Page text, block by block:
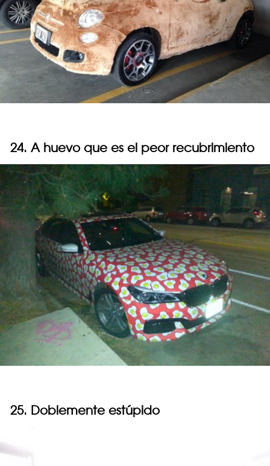
24. A huevo que es el peor recubrimiento
25. Doblemente estúpido